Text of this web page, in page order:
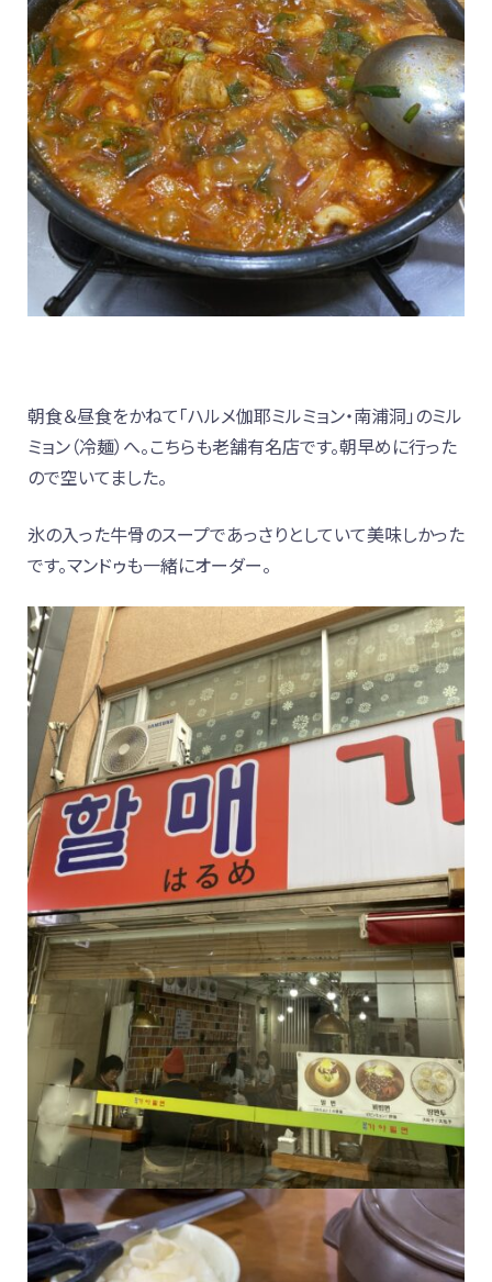
朝食＆昼食をかねて「ハルメ伽耶ミルミョン・南浦洞」のミル
ミョン（冷麺）へ。こちらも老舗有名店です。朝早めに行った
ので空いてました。
氷の入った牛骨のスープであっさりとしていて美味しかった
です。マンドゥも一緒にオーダー。